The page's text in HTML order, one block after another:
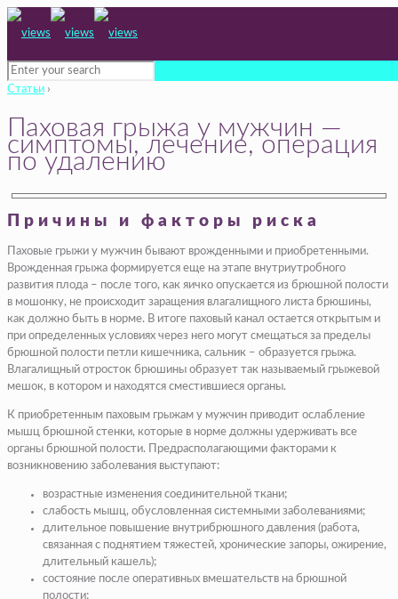
Статьи ›
Паховая грыжа у мужчин —
симптомы, лечение, операция
по удалению
Причины и факторы риска
Паховые грыжи у мужчин бывают врожденными и приобретенными.
Врожденная грыжа формируется еще на этапе внутриутробного
развития плода – после того, как яичко опускается из брюшной полости
в мошонку, не происходит заращения влагалищного листа брюшины,
как должно быть в норме. В итоге паховый канал остается открытым и
при определенных условиях через него могут смещаться за пределы
брюшной полости петли кишечника, сальник – образуется грыжа.
Влагалищный отросток брюшины образует так называемый грыжевой
мешок, в котором и находятся сместившиеся органы.
К приобретенным паховым грыжам у мужчин приводит ослабление
мышц брюшной стенки, которые в норме должны удерживать все
органы брюшной полости. Предрасполагающими факторами к
возникновению заболевания выступают:
возрастные изменения соединительной ткани;
слабость мышц, обусловленная системными заболеваниями;
длительное повышение внутрибрюшного давления (работа,
связанная с поднятием тяжестей, хронические запоры, ожирение,
длительный кашель);
состояние после оперативных вмешательств на брюшной
полости;